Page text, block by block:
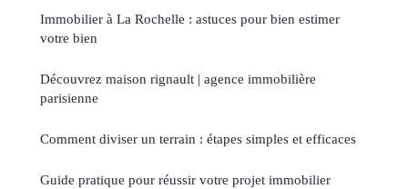
Immobilier à La Rochelle : astuces pour bien estimer
votre bien
Découvrez maison rignault | agence immobilière
parisienne
Comment diviser un terrain : étapes simples et efficaces
Guide pratique pour réussir votre projet immobilier